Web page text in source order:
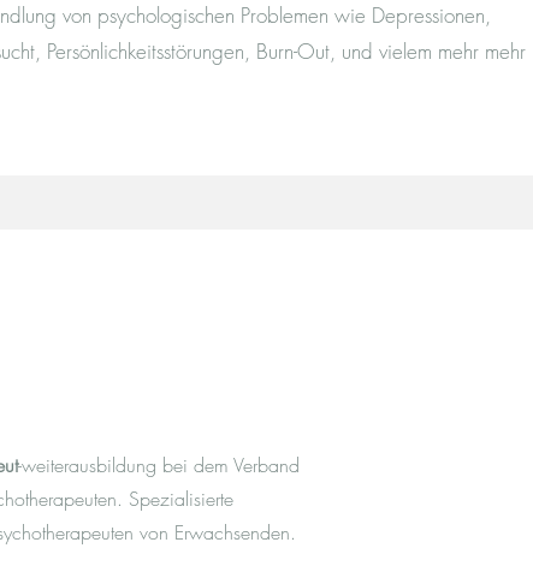
von psychologischen Problemen wie Depressionen,
Persönlichkeitsstörungen, Burn-Out, und vielem mehr mehr
-weiterausbildung bei dem Verband
Spezialisierte
von Erwachsenden.